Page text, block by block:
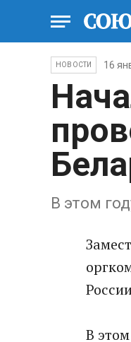
НОВОСТИ 16
В этом
В